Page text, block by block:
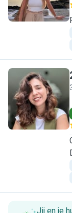
P
Jij en je